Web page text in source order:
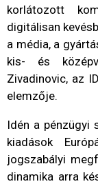
korlátozott
digitálisan
a média, a
kis- és
Zivadinovic, az
elemzője.
Idén a pénzügyi
kiadások
jogszabályi
dinamika arra